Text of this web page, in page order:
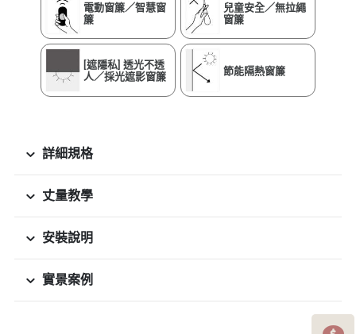
電動窗簾／智慧窗
簾
兒童安全／無拉繩
窗簾
[遮隱私] 透光不透
人／採光遮影窗簾
節能隔熱窗簾
詳細規格
丈量教學
安裝說明
實景案例